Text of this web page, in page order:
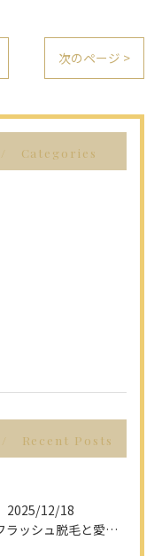
次のページ >
Categories
Recent Posts
2025/12/18
フラッシュ脱毛と愛知県名古屋市の最新脱毛事情で理想の美肌を目指す方法